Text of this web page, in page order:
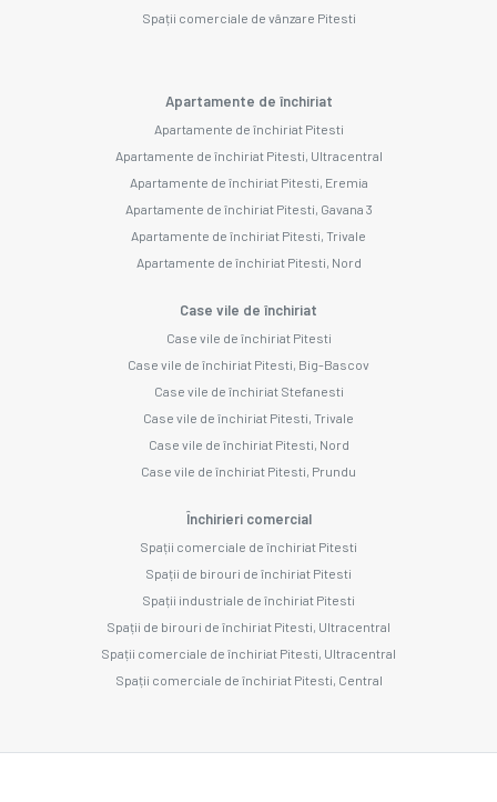
Spații comerciale de vânzare Pitesti
Apartamente de închiriat
Apartamente de închiriat Pitesti
Apartamente de închiriat Pitesti, Ultracentral
Apartamente de închiriat Pitesti, Eremia
Apartamente de închiriat Pitesti, Gavana 3
Apartamente de închiriat Pitesti, Trivale
Apartamente de închiriat Pitesti, Nord
Case vile de închiriat
Case vile de închiriat Pitesti
Case vile de închiriat Pitesti, Big-Bascov
Case vile de închiriat Stefanesti
Case vile de închiriat Pitesti, Trivale
Case vile de închiriat Pitesti, Nord
Case vile de închiriat Pitesti, Prundu
Închirieri comercial
Spații comerciale de închiriat Pitesti
Spații de birouri de închiriat Pitesti
Spații industriale de închiriat Pitesti
Spații de birouri de închiriat Pitesti, Ultracentral
Spații comerciale de închiriat Pitesti, Ultracentral
Spații comerciale de închiriat Pitesti, Central